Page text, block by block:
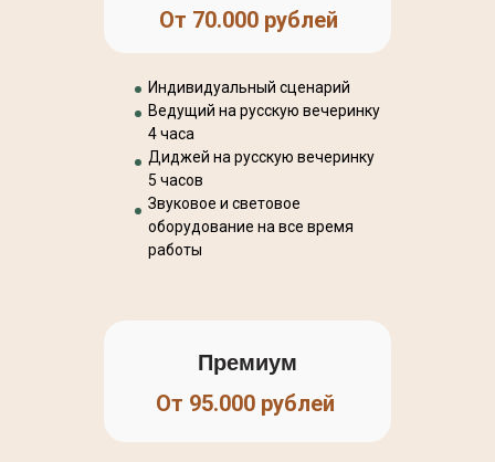
Индивидуальный сценарий
Ведущий на русскую вечеринку
4 часа
Диджей на русскую вечеринку
5 часов
Звуковое и световое
оборудование на все время
работы
От 70.000 рублей
Премиум
От 95.000 рублей